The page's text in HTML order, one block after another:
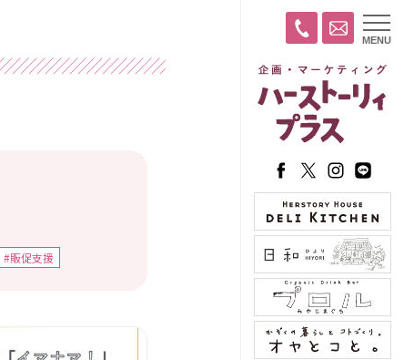
#販促支援
t
o
g
e
n
t
o
n
MENU